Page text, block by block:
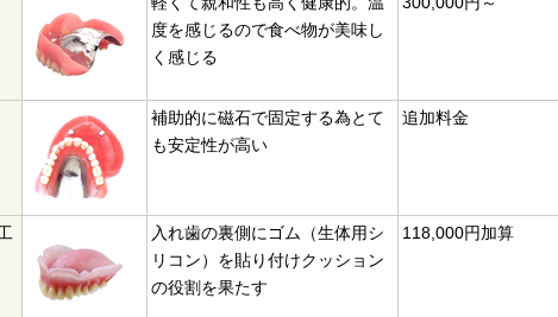
度を感じるので食べ物が美味し
く感じる
補助的に磁石で固定する為とて
も安定性が高い
追加料金
入れ歯の裏側にゴム（生体用シ
リコン）を貼り付けクッション
の役割を果たす
118,000円加算